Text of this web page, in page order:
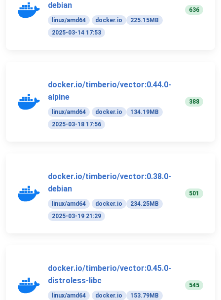
debian
linux/amd64 docker.io
225.15MB
2025-03-14 17:53
636
docker.io/timberio/vector:0.44.0-
alpine
linux/amd64 docker.io
134.19MB
2025-03-18 17:56
388
docker.io/timberio/vector:0.38.0-
debian
linux/amd64 docker.io
234.25MB
2025-03-19 21:29
501
docker.io/timberio/vector:0.45.0-
distroless-libc
linux/amd64 docker.io
153.79MB
545